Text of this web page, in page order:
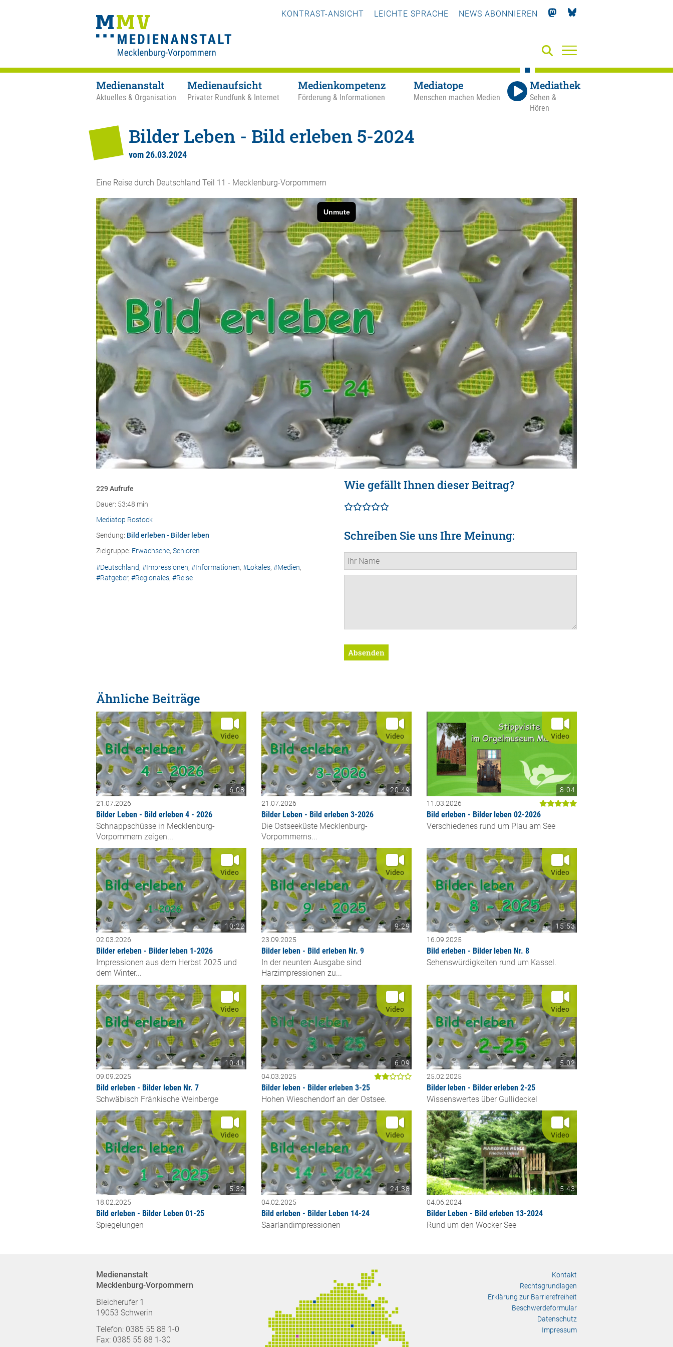
KONTRAST-ANSICHT LEICHTE SPRACHE NEWS ABONNIEREN
Medienanstalt
Aktuelles & Organisation
Medienaufsicht
Privater Rundfunk & Internet
Medienkompetenz
Förderung & Informationen
Mediatope
Menschen machen Medien
Mediathek
Sehen &
Hören
Bilder Leben - Bild erleben 5-2024
vom 26.03.2024
Eine Reise durch Deutschland Teil 11 - Mecklenburg-Vorpommern
229 Aufrufe
Dauer: 53:48 min
Mediatop Rostock
Sendung: Bild erleben - Bilder leben
Zielgruppe: Erwachsene, Senioren
#Deutschland, #Impressionen, #Informationen, #Lokales, #Medien,
#Ratgeber, #Regionales, #Reise
Wie gefällt Ihnen dieser Beitrag?
Schreiben Sie uns Ihre Meinung:
Absenden
Ähnliche Beiträge
Video
6:08
21.07.2026
Bilder Leben - Bild erleben 4 - 2026
Schnappschüsse in Mecklenburg-
Vorpommern zeigen...
Video
20:49
21.07.2026
Bilder Leben - Bild erleben 3-2026
Die Ostseeküste Mecklenburg-
Vorpommerns...
Video
8:04
11.03.2026
Bild erleben - Bilder leben 02-2026
Verschiedenes rund um Plau am See
Video
10:22
02.03.2026
Bilder erleben - Bilder leben 1-2026
Impressionen aus dem Herbst 2025 und
dem Winter...
Video
9:29
23.09.2025
Bilder leben - Bild erleben Nr. 9
In der neunten Ausgabe sind
Harzimpressionen zu...
Video
15:53
16.09.2025
Bild erleben - Bilder leben Nr. 8
Sehenswürdigkeiten rund um Kassel.
Video
10:41
09.09.2025
Bild erleben - Bilder leben Nr. 7
Schwäbisch Fränkische Weinberge
Video
6:09
04.03.2025
Bilder leben - Bilder erleben 3-25
Hohen Wieschendorf an der Ostsee.
Video
5:02
25.02.2025
Bilder leben - Bilder erleben 2-25
Wissenswertes über Gullideckel
Video
5:32
18.02.2025
Bild erleben - Bilder Leben 01-25
Spiegelungen
Video
24:38
04.02.2025
Bild erleben - Bilder Leben 14-24
Saarlandimpressionen
Video
5:43
04.06.2024
Bilder Leben - Bild erleben 13-2024
Rund um den Wocker See
Medienanstalt
Mecklenburg-Vorpommern
Bleicherufer 1
19053 Schwerin
Telefon: 0385 55 88 1-0
Fax: 0385 55 88 1-30
Kontakt
Rechtsgrundlagen
Erklärung zur Barrierefreiheit
Beschwerdeformular
Datenschutz
Impressum